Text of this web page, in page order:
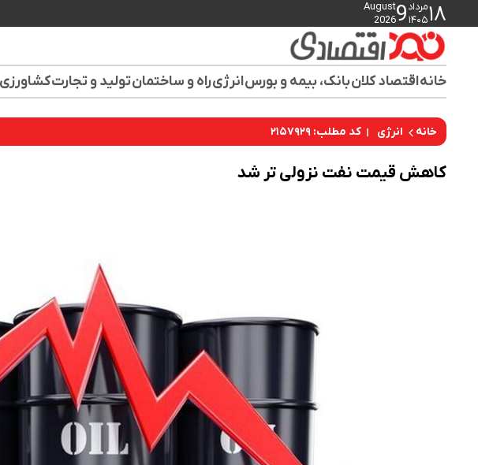
۱۸مرداد
۱۴۰۵9
August
2026
خانهاقتصاد کلانبانک، بیمه و بورسانرژیراه و ساختمانتولید و تجارتکشاورزی
خانه انرژی کد مطلب: ۲۱۵۷۹۲۹
کاهش قیمت نفت نزولی تر شد